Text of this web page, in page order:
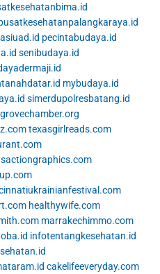
pecintabudaya.id
senibudaya.id
mybudaya.id
simerdupolresbatang.id
texasgirlreads.com
healthywife.com
marrakechimmo.com
infotentangkesehatan.id
cakelifeeveryday.com